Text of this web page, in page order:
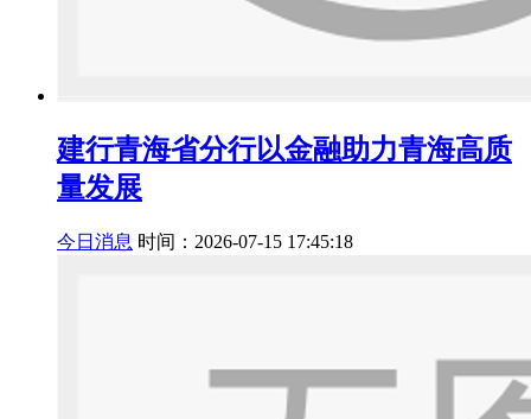
建行青海省分行以金融助力青海高质
量发展
今日消息 时间：2026-07-15 17:45:18